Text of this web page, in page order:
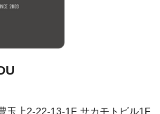
玉上2-22-13-1F サカモトビル1F